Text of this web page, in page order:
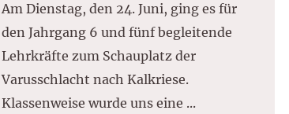
Am Dienstag, den 24. Juni, ging es für
den Jahrgang 6 und fünf begleitende
Lehrkräfte zum Schauplatz der
Varusschlacht nach Kalkriese.
Klassenweise wurde uns eine ...